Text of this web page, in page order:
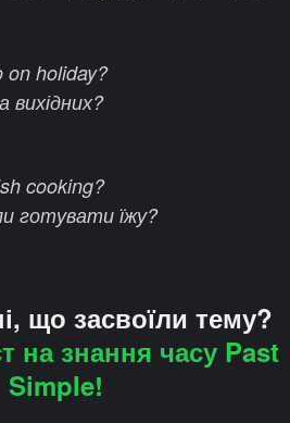
on holiday?
вихідних?
cooking?
готувати їжу?
що засвоїли тему?
на знання часу Past
Simple!